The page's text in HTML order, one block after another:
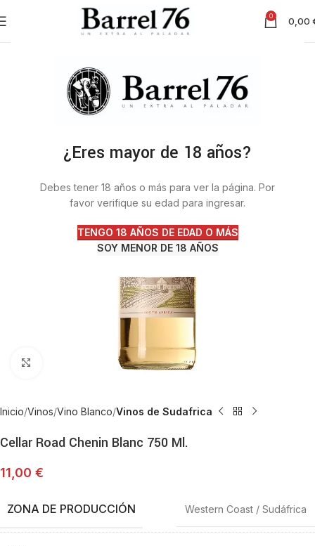
¿Eres mayor de 18 años?
Debes tener 18 años o más para ver la página. Por
favor verifique su edad para ingresar.
TENGO 18 AÑOS DE EDAD O MÁS
SOY MENOR DE 18 AÑOS
0 0,00
Haga Click para agrandar
Inicio Vinos Vino Blanco Vinos de Sudafrica
Cellar Road Chenin Blanc 750 Ml.
11,00 €
ZONA DE PRODUCCIÓN Western Coast / Sudáfrica